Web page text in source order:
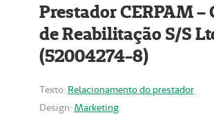
Prestador CERPAM –
de Reabilitação S/S
(52004274-8)
Texto: Relacionamento do prestador
Design: Marketing